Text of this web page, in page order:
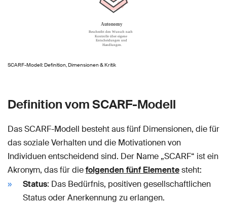
SCARF-Modell: Definition, Dimensionen & Kritik
Definition vom SCARF-Modell
Das SCARF-Modell besteht aus fünf Dimensionen, die für
das soziale Verhalten und die Motivationen von
Individuen entscheidend sind. Der Name „SCARF“ ist ein
Akronym, das für diefolgenden fünf Elementesteht:
Status: Das Bedürfnis, positiven gesellschaftlichen
Status oder Anerkennung zu erlangen.